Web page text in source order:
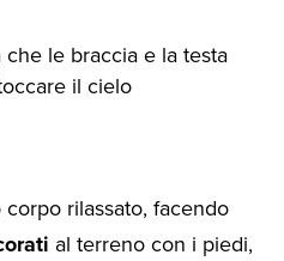
le braccia e la testa
il cielo
rilassato, facendo
al terreno con i piedi,